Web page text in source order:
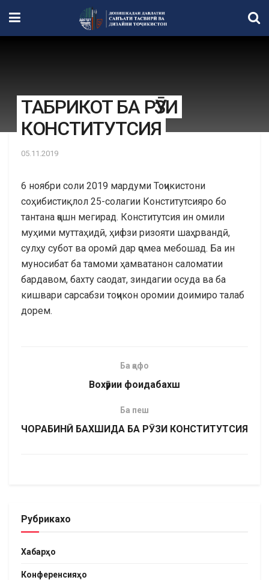
ТАБРИКОТ БА РӮЗИ
КОНСТИТУТСИЯ
05.11.2019
6 ноябри соли 2019 мардуми Тоҷикистони
соҳибистиқлол 25-солагии Конститутсияро бо
тантана ҷашн мегирад. Конститутсия ин омили
муҳими муттаҳидӣ, ҳифзи ризояти шаҳрвандӣ,
сулҳу субот ва оромӣ дар ҷомеа мебошад. Ба ин
муносибат ба тамоми ҳамватанон саломатии
бардавом, бахту саодат, зиндагии осуда ва ба
кишвари сарсабзи тоҷикон оромии доимиро талаб
дорем.
Ба қафо
Вохӯрии фоидабахш
Ба пеш
ЧОРАБИНӢ БАХШИДА БА РӮЗИ КОНСТИТУТСИЯ
Рубрикахо
Хабарҳо
Конференсияҳо